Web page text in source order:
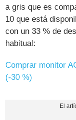
a gris que es
10 que está
con un 33 % de
habitual:
Comprar monitor
(-30 %)